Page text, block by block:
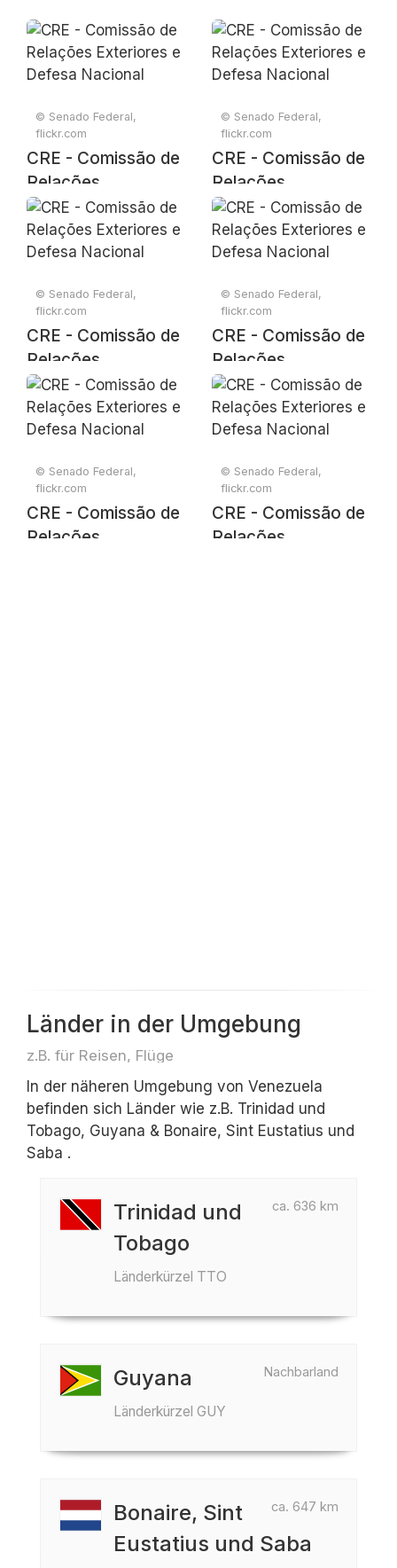
© Senado Federal,
flickr.com
CRE - Comissão de
Relações
Exteriores e Defesa
Nacional
© Senado Federal,
flickr.com
CRE - Comissão de
Relações
Exteriores e Defesa
Nacional
© Senado Federal,
flickr.com
CRE - Comissão de
Relações
Exteriores e Defesa
Nacional
© Senado Federal,
flickr.com
CRE - Comissão de
Relações
Exteriores e Defesa
Nacional
© Senado Federal,
flickr.com
CRE - Comissão de
Relações
© Senado Federal,
flickr.com
CRE - Comissão de
Relações
Länder in der Umgebung
z.B. für Reisen, Flüge
In der näheren Umgebung von Venezuela
befinden sich Länder wie z.B. Trinidad und
Tobago, Guyana & Bonaire, Sint Eustatius und
Saba .
ca. 636 km
Trinidad und
Tobago
Länderkürzel TTO
Nachbarland
Guyana
Länderkürzel GUY
ca. 647 km
Bonaire, Sint
Eustatius und Saba